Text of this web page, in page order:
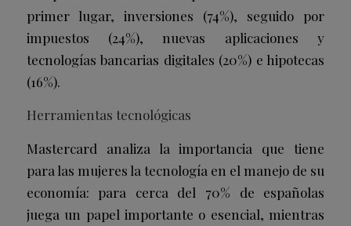
primer lugar, inversiones (74%), seguido por
impuestos (24%), nuevas aplicaciones y
tecnologías bancarias digitales (20%) e hipotecas
(16%).
Herramientas tecnológicas
Mastercard analiza la importancia que tiene
para las mujeres la tecnología en el manejo de su
economía: para cerca del 70% de españolas
juega un papel importante o esencial, mientras